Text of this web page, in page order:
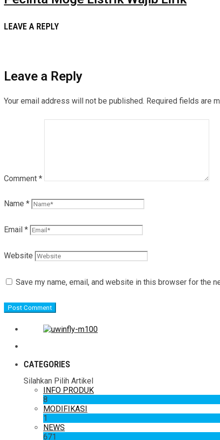
LEAVE A REPLY
Leave a Reply
Your email address will not be published. Required fields are
Comment *
Name *
Email *
Website
Save my name, email, and website in this browser for the
CATEGORIES
Silahkan Pilih Artikel
INFO PRODUK
8
MODIFIKASI
1
NEWS
671